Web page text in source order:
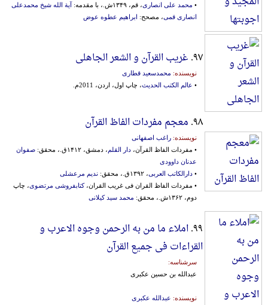
• محمد علی انصاری، قم، ۱۳۴۹ش.، با مقدمه:
آیة الله شیخ محمدعلی
انصاری قمی، مصحح: ابراهیم عطوه عوض
۹۷. غریب القرآن و الشعر الجاهلی
نویسنده: محمدسعید قطاری
• عالم الکتب الحدیث، چاپ اول، اردن، 2011م.
۹۸. معجم مفردات الفاظ القرآن
نویسنده: راغب اصفهانی
• مفردات الفاظ القرآن، دار القلم ، دمشق، ۱۴۱۲ق.، محقق:
صفوان
عدنان داوودی
• دارالکاتب العربی، ۱۳۹۲ق.، محقق:
ندیم مرعشلی
• مفرد‌ات‌ ‌الفاظ ‌القر‌ان‌ فی غریب القران،کتابفروشی مرتضوی، چاپ
دوم، ۱۳۶۲ش.، محقق:
محمد سید کیلانی
۹۹. املاء ما من به الرحمن وجوه الاعرب و
القراءات فی جمیع القرآن
سرشناسه:
عبدالله بن حسین عکبری
نویسنده: عبدالله عکبری